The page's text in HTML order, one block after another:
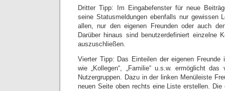
Dritter Tipp: Im Eingabefenster für neue
seine Statusmeldungen ebenfalls nur gewissen
allen, nur den eigenen Freunden oder auch
Darüber hinaus sind benutzerdefiniert einzelne
auszuschließen.
Vierter Tipp: Das Einteilen der eigenen Freunde
wie „Kollegen“, „Familie“ u.s.w. ermöglicht das
Nutzergruppen. Dazu in der linken Menüleiste
neuen Seite oben rechts eine Liste erstellen. Die